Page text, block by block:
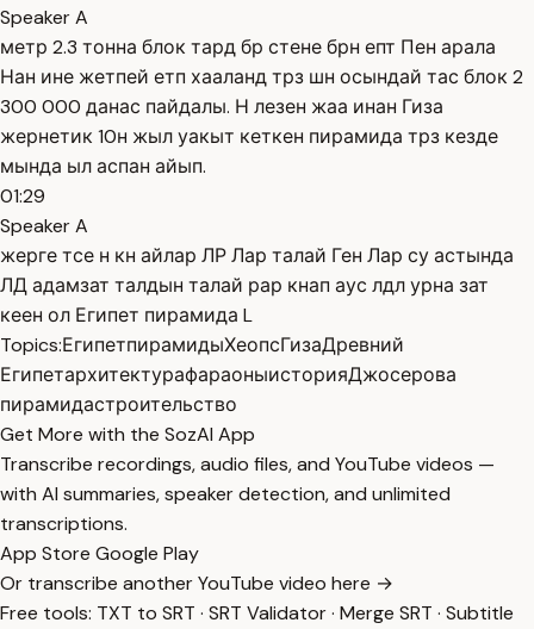
Speaker A
метр 2.3 тонна блок тард бр стене брн епт Пен арала
Нан ине жетпей етп хааланд трз шн осындай тас блок 2
300 000 данас пайдалы. Н лезен жаа инан Гиза
жернетик 10н жыл уакыт кеткен пирамида трз кезде
мында ыл аспан айып.
01:29
Speaker A
жерге тсе н кн айлар ЛР Лар талай Ген Лар су астында
ЛД адамзат талдын талай рар кнап аус лдл урна зат
кеен ол Египет пирамида L
Topics:ЕгипетпирамидыХеопсГизаДревний
ЕгипетархитектурафараоныисторияДжосерова
пирамидастроительство
Get More with the SozAI App
Transcribe recordings, audio files, and YouTube videos —
with AI summaries, speaker detection, and unlimited
transcriptions.
App Store Google Play
Or transcribe another YouTube video here →
Free tools: TXT to SRT · SRT Validator· Merge SRT · Subtitle